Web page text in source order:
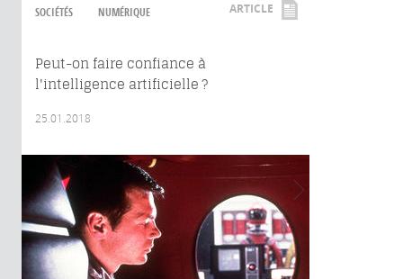
SOCIÉTÉS NUMÉRIQUE ARTICLE
Peut-on faire confiance à
l'intelligence artificielle ?
25.01.2018